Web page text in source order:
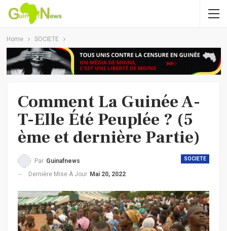
Home SOCIETE
Comment La Guinée A-
T-Elle Été Peuplée ? (5
ème et dernière Partie)
SOCIETE
Par Guinafnews
Dernière Mise À Jour Mai 20, 2022